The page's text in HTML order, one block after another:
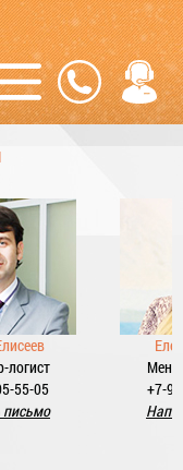
Байкина
логист
298-22-88
письмо